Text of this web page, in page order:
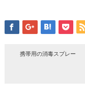
携帯用の消毒スプレー